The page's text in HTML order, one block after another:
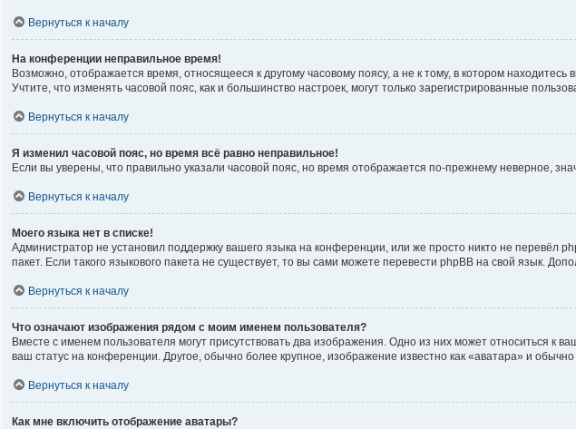
Вернуться к началу
На конференции неправильное время!
Возможно, отображается время, относящееся к другому часовому поясу, а не к тому, в котором
Учтите, что изменять часовой пояс, как и большинство настроек, могут только зарегистрированные
Вернуться к началу
Я изменил часовой пояс, но время всё равно неправильное!
Если вы уверены, что правильно указали часовой пояс, но время отображается по-прежнему неверное,
Вернуться к началу
Моего языка нет в списке!
Администратор не установил поддержку вашего языка на конференции, или же просто никто не перевёл
пакет. Если такого языкового пакета не существует, то вы сами можете перевести phpBB на свой язык.
Вернуться к началу
Что означают изображения рядом с моим именем пользователя?
Вместе с именем пользователя могут присутствовать два изображения. Одно из них может относиться к
ваш статус на конференции. Другое, обычно более крупное, изображение известно как «аватара» и
Вернуться к началу
Как мне включить отображение аватары?